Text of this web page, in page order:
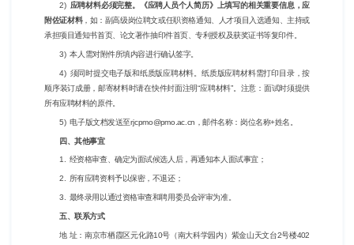
2) 应聘材料必须完整。《应聘人员个人简历》上填写的相关重要信息，应
附佐证材料，如：副高级岗位聘文或任职资格通知、人才项目入选通知、主持或
承担项目通知书首页、论文著作抽印件首页、专利授权及获奖证书等复印件。
3) 本人需对附件所填内容进行确认签字。
4) 须同时提交电子版和纸质版应聘材料。纸质版应聘材料需打印目录，按
顺序装订成册，邮寄材料时请在快件封面注明“应聘材料”。注意：面试时须提供
所有应聘材料的原件。
5) 电子版文档发送至rjcpmo@pmo.ac.cn，邮件名称：岗位名称+姓名。
四、其他事宜
1. 经资格审查、确定为面试候选人后，再通知本人面试事宜；
2. 所有应聘资料予以保密，不退还；
3. 最终录用以通过资格审查和聘用委员会评审为准。
五、联系方式
地 址：南京市栖霞区元化路10号（南大科学园内）紫金山天文台2号楼402